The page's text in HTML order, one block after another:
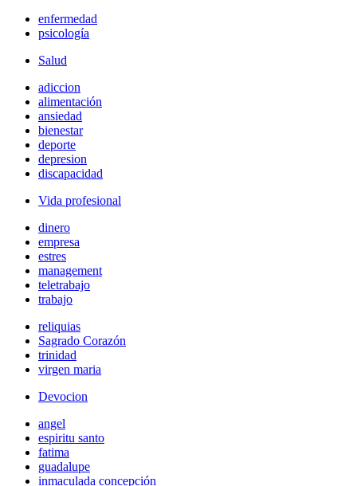
enfermedad
psicología
Salud
adiccion
alimentación
ansiedad
bienestar
deporte
depresion
discapacidad
Vida profesional
dinero
empresa
estres
management
teletrabajo
trabajo
reliquias
Sagrado Corazón
trinidad
virgen maria
Devocion
angel
espiritu santo
fatima
guadalupe
inmaculada concepción